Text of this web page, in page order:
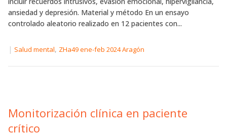
ansiedad y depresión. Material y método En un ensayo
controlado aleatorio realizado en 12 pacientes con...
| Salud mental, ZHa49 ene-feb 2024 Aragón
Monitorización clínica en paciente
crítico